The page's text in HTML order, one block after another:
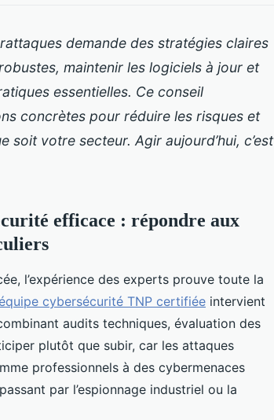
demande des stratégies claires
maintenir les logiciels à jour et
essentielles. Ce conseil
concrètes pour réduire les risques et
votre secteur. Agir aujourd’hui, c’est
efficace : répondre aux
l’expérience des experts prouve toute la
cybersécurité TNP certifiée intervient
audits techniques, évaluation des
plutôt que subir, car les attaques
professionnels à des cybermenaces
par l’espionnage industriel ou la